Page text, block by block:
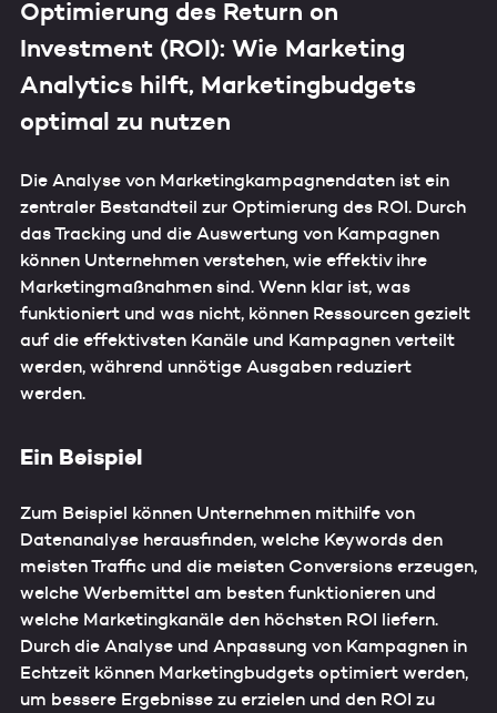
Optimierung des Return on
Investment (ROI): Wie Marketing
Analytics hilft, Marketingbudgets
optimal zu nutzen
Die Analyse von Marketingkampagnendaten ist ein
zentraler Bestandteil zur Optimierung des ROI. Durch
das Tracking und die Auswertung von Kampagnen
können Unternehmen verstehen, wie effektiv ihre
Marketingmaßnahmen sind. Wenn klar ist, was
funktioniert und was nicht, können Ressourcen gezielt
auf die effektivsten Kanäle und Kampagnen verteilt
werden, während unnötige Ausgaben reduziert
werden.
Ein Beispiel
Zum Beispiel können Unternehmen mithilfe von
Datenanalyse herausfinden, welche Keywords den
meisten Traffic und die meisten Conversions erzeugen,
welche Werbemittel am besten funktionieren und
welche Marketingkanäle den höchsten ROI liefern.
Durch die Analyse und Anpassung von Kampagnen in
Echtzeit können Marketingbudgets optimiert werden,
um bessere Ergebnisse zu erzielen und den ROI zu